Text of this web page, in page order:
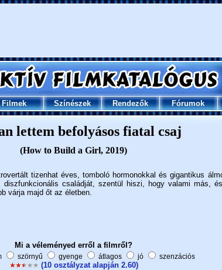
Filmek Színészek Rendezők Fórumok
lettem befolyásos fiatal csaj
(How to Build a Girl, 2019)
tizenhat éves, tomboló hormonokkal és gigantikus
diszfunkcionális családját, szentül hiszi, hogy valami más,
várja majd őt az életben.
Mi a véleményed erről a filmről?
szörnyű gyenge átlagos jó szenzációs
(10 osztályzat alapján 2.60)